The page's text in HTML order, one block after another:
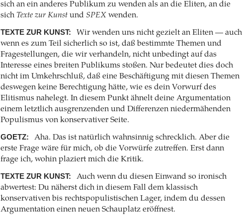
sich an ein anderes Publikum zu wenden als an die Eliten, an die
sich Texte zur Kunstund SPEX wenden.
TEXTE ZUR KUNST:
Wir wenden uns nicht gezielt an Eliten — auch
wenn es zum Teil sicherlich so ist, daß bestimmte Themen und
Fragestellungen, die wir verhandeln, nicht unbedingt auf das
Interesse eines breiten Publikums stoßen. Nur bedeutet dies doch
nicht im Umkehrschluß, daß eine Beschäftigung mit diesen Themen
deswegen keine Berechtigung hätte, wie es dein Vorwurf des
Elitismus nahelegt. In diesem Punkt ähnelt deine Argumentation
einem letztlich ausgrenzenden und Differenzen niedermähenden
Populismus von konservativer Seite.
GOETZ:
Aha. Das ist natürlich wahnsinnig schrecklich. Aber die
erste Frage wäre für mich, ob die Vorwürfe zutreffen. Erst dann
frage ich, wohin plaziert mich die Kritik.
TEXTE ZUR KUNST:
Auch wenn du diesen Einwand so ironisch
abwertest: Du näherst dich in diesem Fall dem klassisch
konservativen bis rechtspopulistischen Lager, indem du dessen
Argumentation einen neuen Schauplatz eröffnest.